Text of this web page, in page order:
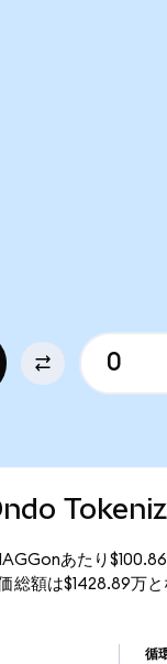
あたり
額は$1428.89万と
循